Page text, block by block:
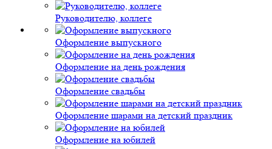
Руководителю, коллеге
Оформление выпускного
Оформление на день рождения
Оформление свадьбы
Оформление шарами на детский праздник
Оформление на юбилей